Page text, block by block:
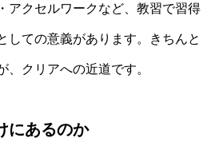
アクセルワークなど、教習で習得
しての意義があります。きちんと
、クリアへの近道です。
にあるのか